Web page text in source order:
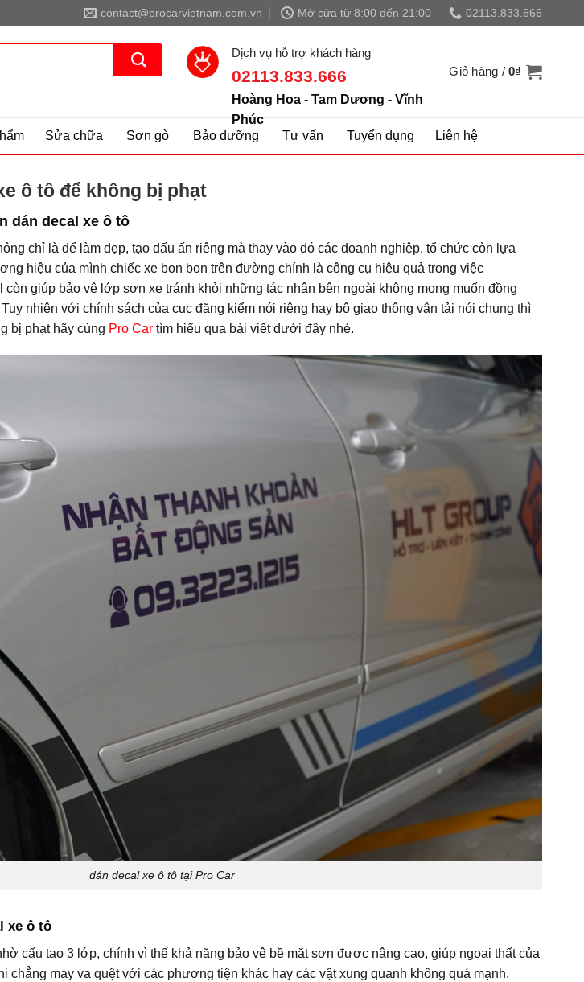
contact@procarvietnam.com.vn Mở cửa từ 8:00 đến 21:00 02113.833.666
Dịch vụ hỗ trợ khách hàng
02113.833.666
Hoàng Hoa - Tam Dương - Vĩnh
Phúc
Giỏ hàng /0₫
Sửa chữa Sơn gò Bảo dưỡng Tư vấn Tuyển dụng Liên hệ
ô tô để không bị phạt
dán decal xe ô tô
chỉ là để làm đẹp, tạo dấu ấn riêng mà thay vào đó các doanh nghiệp, tổ chức còn lựa
hiệu của mình chiếc xe bon bon trên đường chính là công cụ hiệu quả trong việc
còn giúp bảo vệ lớp sơn xe tránh khỏi những tác nhân bên ngoài không mong muốn đồng
nhiên với chính sách của cục đăng kiểm nói riêng hay bộ giao thông vận tải nói chung thì
bị phạt hãy cùng Pro Car tìm hiểu qua bài viết dưới đây nhé.
dán decal xe ô tô tại Pro Car
xe ô tô
cấu tạo 3 lớp, chính vì thế khả năng bảo vệ bề mặt sơn được nâng cao, giúp ngoại thất của
chẳng may va quệt với các phương tiện khác hay các vật xung quanh không quá mạnh.